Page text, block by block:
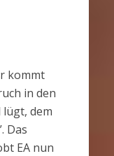
kommt
in den
lügt, dem
Das
EA nun